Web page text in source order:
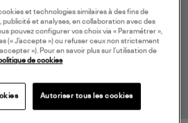
et technologies similaires à des fins de
et analyses, en collaboration avec des
pouvez configurer vos choix via « Paramétrer »,
(« J’accepte ») ou refuser ceux non strictement
»). Pour en savoir plus sur l’utilisation de
de cookies
Autoriser tous les cookies